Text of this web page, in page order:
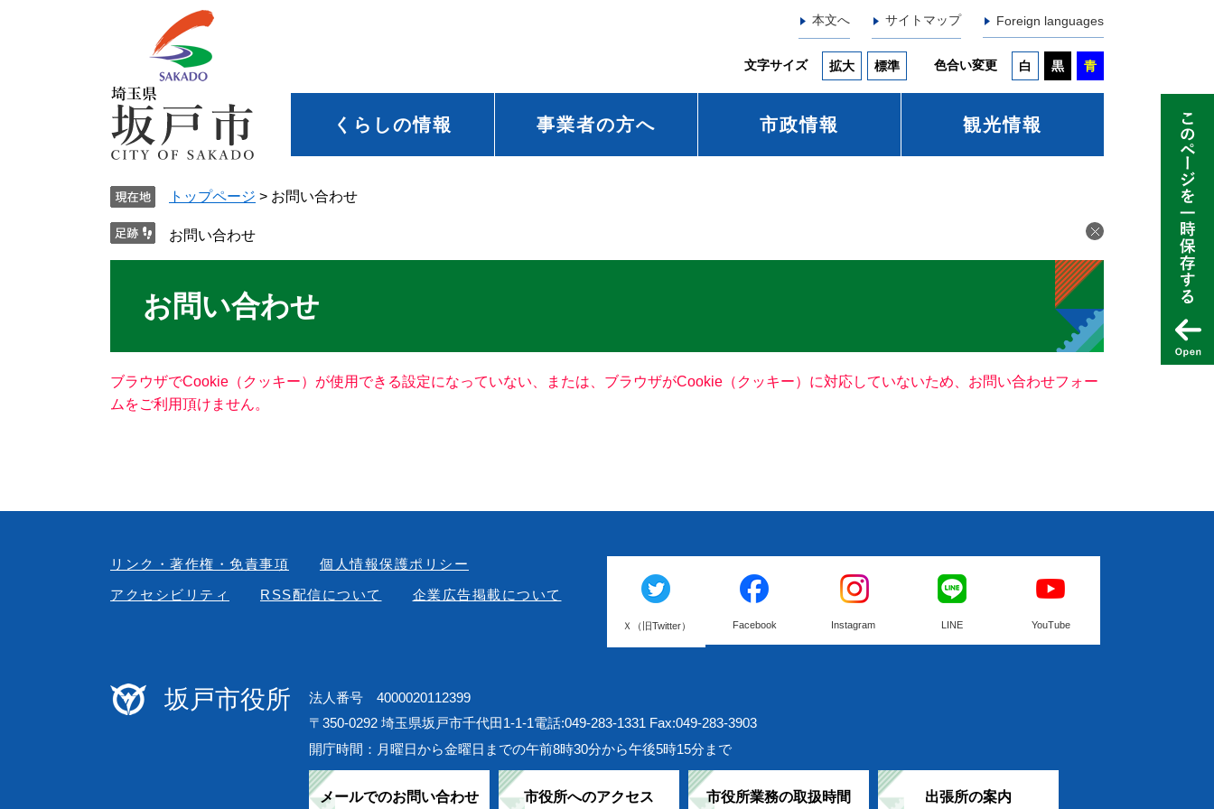
本文へ サイトマップ Foreign languages
文字サイズ 拡大 標準 色合い変更 白 黒 青
くらしの情報 事業者の方へ 市政情報 観光情報
トップページ > お問い合わせ
お問い合わせ
お問い合わせ
ブラウザでCookie（クッキー）が使用できる設定になっていない、または、ブラウザがCookie（クッキー）に対応していないため、お問い合わせフォー
ムをご利用頂けません。
リンク・著作権・免責事項
個人情報保護ポリシー
アクセシビリティ
RSS配信について 企業広告掲載について
Ｘ（旧Twitter） Facebook Instagram LINE YouTube
坂戸市役所
法人番号 4000020112399
〒350-0292 埼玉県坂戸市千代田1-1-1電話:049-283-1331 Fax:049-283-3903
開庁時間：月曜日から金曜日までの午前8時30分から午後5時15分まで
メールでのお問い合わせ 市役所へのアクセス 市役所業務の取扱時間 出張所の案内